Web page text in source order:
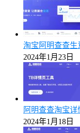
淘宝阿明查查
2024年1月23日
阿明查查淘宝详
2024年1月18日